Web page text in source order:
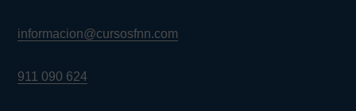
informacion@cursosfnn.com
911 090 624